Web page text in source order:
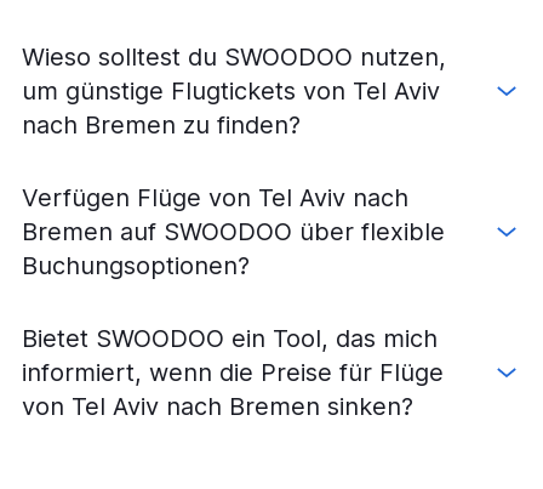
Flüge von Tel Aviv nach Paderborn
Flüge von Tel Aviv nach Rostock
Flüge von Tel Aviv nach Saarbrücken
Wieso solltest du SWOODOO nutzen,
um günstige Flugtickets von Tel Aviv
nach Bremen zu finden?
Verfügen Flüge von Tel Aviv nach
Bremen auf SWOODOO über flexible
Buchungsoptionen?
Bietet SWOODOO ein Tool, das mich
informiert, wenn die Preise für Flüge
von Tel Aviv nach Bremen sinken?